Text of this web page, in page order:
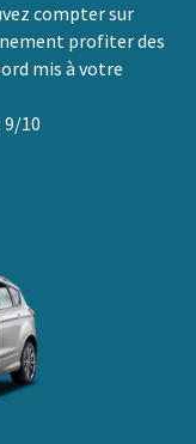
compter sur
profiter des
mis à votre
9/10